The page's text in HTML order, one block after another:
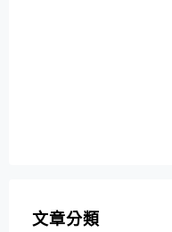
文章分類